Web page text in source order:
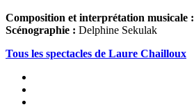
Composition et interprétation musicale :
Scénographie : Delphine Sekulak
Tous les spectacles de Laure Chailloux